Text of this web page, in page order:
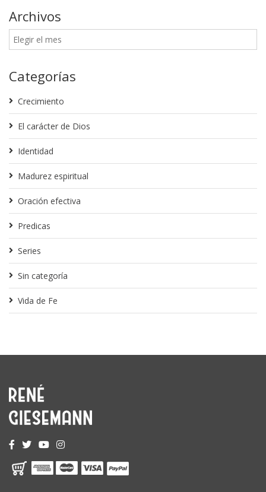
Archivos
Categorías
Crecimiento
El carácter de Dios
Identidad
Madurez espiritual
Oración efectiva
Predicas
Series
Sin categoría
Vida de Fe